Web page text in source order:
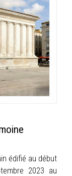
édifié au début
2023 au